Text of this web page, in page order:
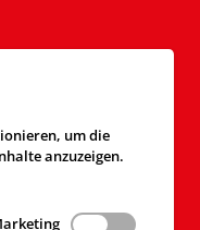
um die
anzuzeigen.